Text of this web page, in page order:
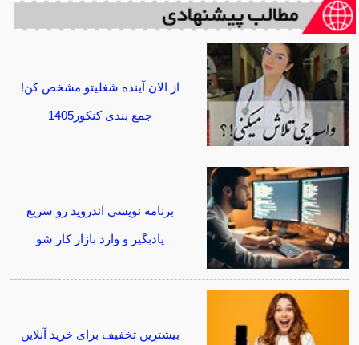
از الان آینده شغلیتو مشخص کن!
جمع بندی کنکور1405
برنامه نویسی اندروید رو سریع
یادبگیر و وارد بازار کار شو
بیشترین تخفیف برای خرید آنلاین